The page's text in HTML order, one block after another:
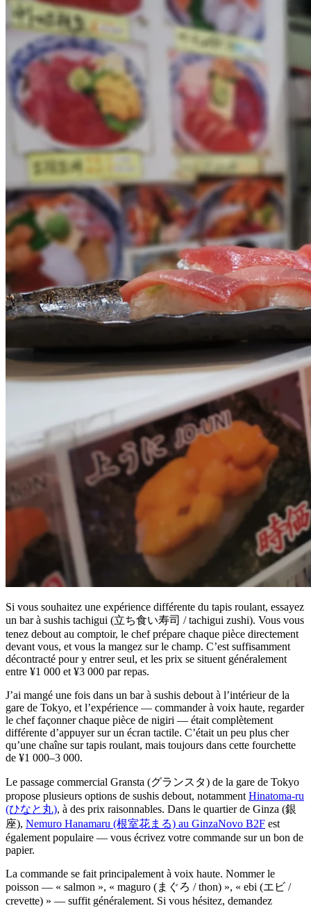
Si vous souhaitez une expérience différente du tapis roulant, essayez
un bar à sushis tachigui (立ち食い寿司 / tachigui zushi). Vous vous
tenez debout au comptoir, le chef prépare chaque pièce directement
devant vous, et vous la mangez sur le champ. C’est suffisamment
décontracté pour y entrer seul, et les prix se situent généralement
entre ¥1 000 et ¥3 000 par repas.
J’ai mangé une fois dans un bar à sushis debout à l’intérieur de la
gare de Tokyo, et l’expérience — commander à voix haute, regarder
le chef façonner chaque pièce de nigiri — était complètement
différente d’appuyer sur un écran tactile. C’était un peu plus cher
qu’une chaîne sur tapis roulant, mais toujours dans cette fourchette
de ¥1 000–3 000.
Le passage commercial Gransta (グランスタ) de la gare de Tokyo
propose plusieurs options de sushis debout, notamment Hinatoma-ru
(ひなと丸), à des prix raisonnables. Dans le quartier de Ginza (銀
座), Nemuro Hanamaru (根室花まる) au GinzaNovo B2F est
également populaire — vous écrivez votre commande sur un bon de
papier.
La commande se fait principalement à voix haute. Nommer le
poisson — « salmon », « maguro (まぐろ / thon) », « ebi (エビ /
crevette) » — suffit généralement. Si vous hésitez, demandez